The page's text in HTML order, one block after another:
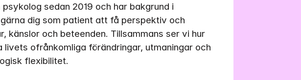
sedan 2019 och har bakgrund i
dig som patient att få perspektiv och
känslor och beteenden. Tillsammans ser vi hur
ofrånkomliga förändringar, utmaningar och
flexibilitet.